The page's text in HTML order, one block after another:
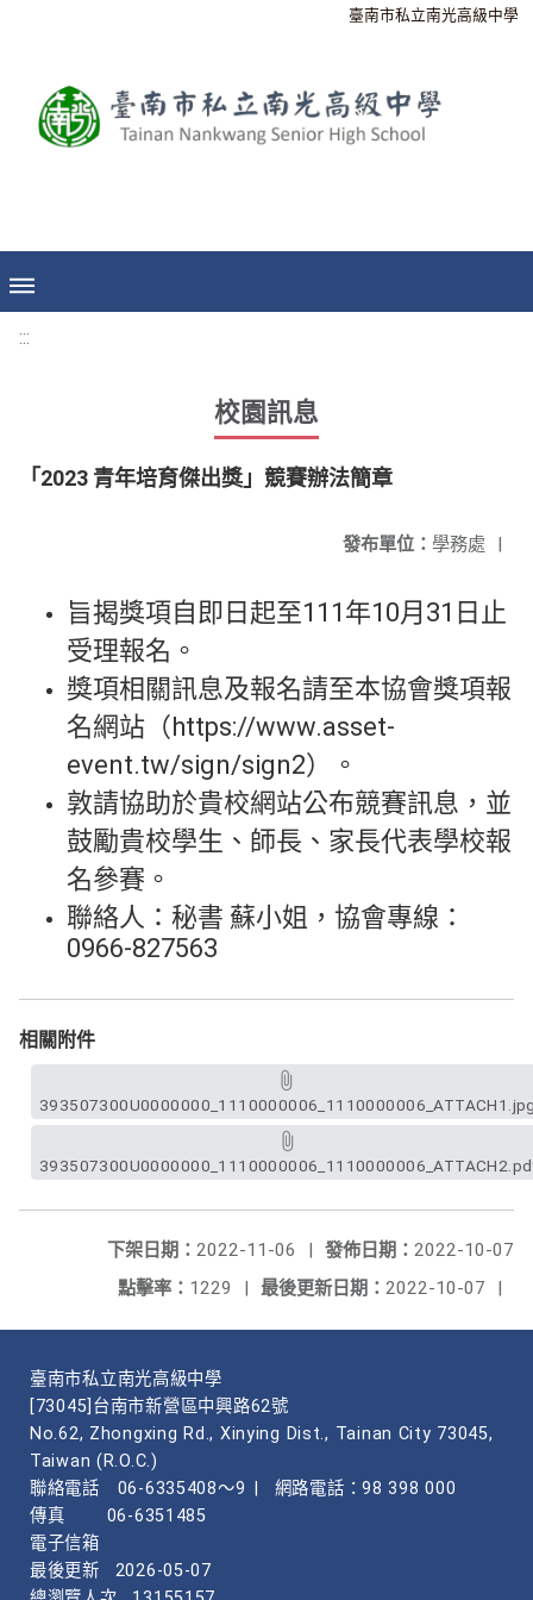
臺南市私立南光高級中學
:::
校園訊息
「2023 青年培育傑出獎」競賽辦法簡章
發布單位： 學務處 |
旨揭獎項自即日起至111年10月31日止
受理報名。
獎項相關訊息及報名請至本協會獎項報
名網站（https://www.asset-
event.tw/sign/sign2）。
敦請協助於貴校網站公布競賽訊息，並
鼓勵貴校學生、師長、家長代表學校報
名參賽。
聯絡人：秘書 蘇小姐，協會專線：
0966-827563
相關附件
發佈日期： 2022-10-07
下架日期： 2022-11-06
|
最後更新日期： 2022-10-07 |
點擊率： 1229 |
臺南市私立南光高級中學
[73045]台南市新營區中興路62號
No.62, Zhongxing Rd., Xinying Dist., Tainan City 73045,
Taiwan (R.O.C.)
聯絡電話
06-6335408～9
網路電話：98 398 000
傳真
06-6351485
電子信箱
最後更新
2026-05-07